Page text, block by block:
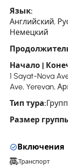
Язык:
Английский,
Немецкий
Начало |
1 Sayat-Nova
Ave, Yerevan,
Тип тура:
Размер
Включения
Транспорт